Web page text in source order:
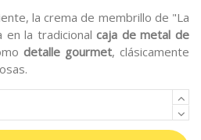
la crema de membrillo de "La
en la tradicionalcaja de metal de
detalle gourmet, clásicamente